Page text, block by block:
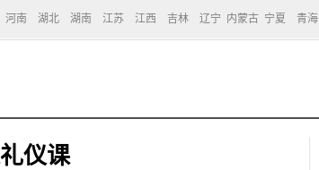
河南 湖北 湖南 江苏 江西 吉林 辽宁 内蒙古 宁夏 青海
仪课